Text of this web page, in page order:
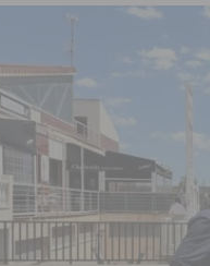
a disposición judicial a un
de vaquillas dentro de sus
en Torrevieja de la
moviliza medios